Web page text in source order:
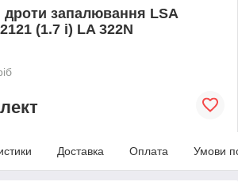
дроти запалювання LSA
(1.7 i) LA 322N
Доставка Оплата Умови